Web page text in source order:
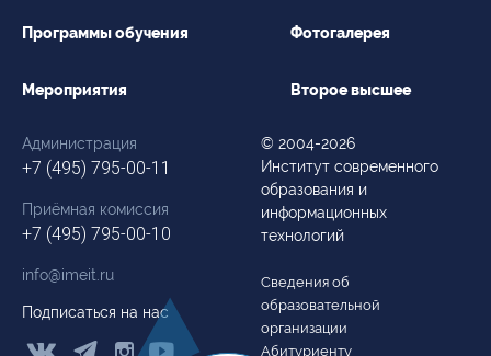
Программы обучения
Мероприятия
Фотогалерея
Второе высшее
Подписаться на нас
  
Администрация
+7 (495) 795-00-11
Приёмная комиссия
+7 (495) 795-00-10
info@imeit.ru
© 2004-2026
Институт современного
образования и
информационных
технологий
Сведения об
образовательной
организации
Абитуриенту